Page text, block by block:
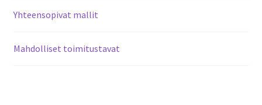
Yhteensopivat mallit
Mahdolliset toimitustavat